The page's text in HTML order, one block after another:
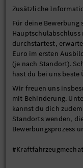
Zusätzliche
Für deine
durchstartest,
Euro im ersten
(je nach Standort).
hast du bei uns beste
Wir freuen uns
mit Behinderung.
kannst du dich
Standorts wenden,
Bewerbungsprozess